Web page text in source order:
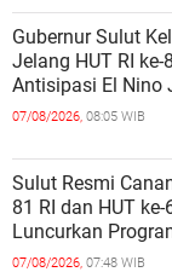
Gubernur Sulut
Jelang HUT RI
Antisipasi El Nino
07/08/2026, 08:05 WIB
Sulut Resmi
81 RI dan HUT
Luncurkan
Pembagian
07/08/2026, 07:48 WIB